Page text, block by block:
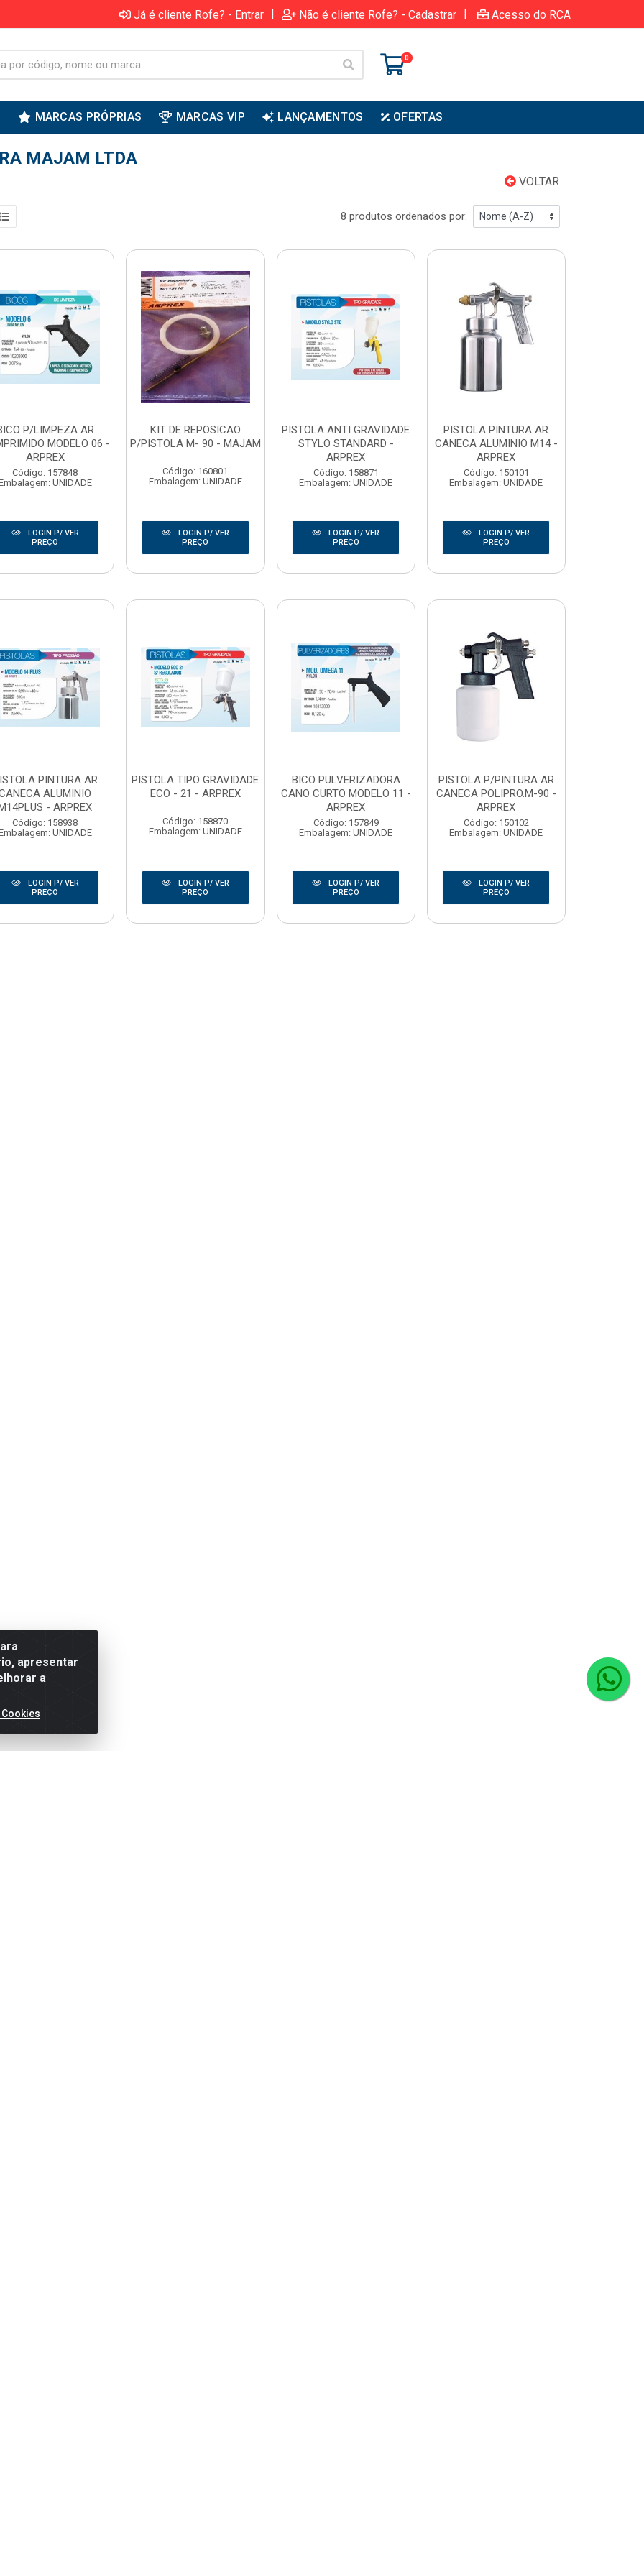
Já é cliente Rofe? - Entrar | Não é cliente Rofe? - Cadastrar | Acesso do RCA
0
MARCAS PRÓPRIAS MARCAS VIP LANÇAMENTOS OFERTAS
MAJAM LTDA
VOLTAR
8 produtos ordenados por:
P/LIMPEZA AR
MODELO 06 -
ARPREX
Código: 157848
UNIDADE
LOGIN P/ VER
PREÇO
KIT DE REPOSICAO
P/PISTOLA M- 90 - MAJAM
Código: 160801
Embalagem: UNIDADE
LOGIN P/ VER
PREÇO
PISTOLA ANTI GRAVIDADE
STYLO STANDARD -
ARPREX
Código: 158871
Embalagem: UNIDADE
LOGIN P/ VER
PREÇO
PISTOLA PINTURA AR
CANECA ALUMINIO M14 -
ARPREX
Código: 150101
Embalagem: UNIDADE
LOGIN P/ VER
PREÇO
PINTURA AR
ALUMINIO
- ARPREX
Código: 158938
UNIDADE
LOGIN P/ VER
PREÇO
PISTOLA TIPO GRAVIDADE
ECO - 21 - ARPREX
Código: 158870
Embalagem: UNIDADE
LOGIN P/ VER
PREÇO
BICO PULVERIZADORA
CANO CURTO MODELO 11 -
ARPREX
Código: 157849
Embalagem: UNIDADE
LOGIN P/ VER
PREÇO
PISTOLA P/PINTURA AR
CANECA POLIPRO.M-90 -
ARPREX
Código: 150102
Embalagem: UNIDADE
LOGIN P/ VER
PREÇO
apresentar
a